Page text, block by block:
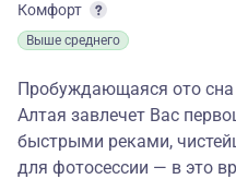
Комфорт
Выше среднего
Пробуждающаяся ото сна
Алтая завлечет Вас
быстрыми реками,
для фотосессии — в это